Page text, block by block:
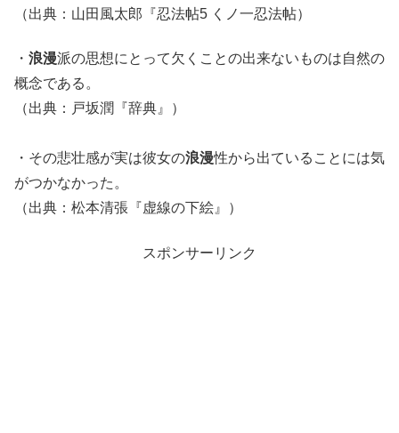
（出典：山田風太郎『忍法帖5 くノ一忍法帖）
・ 浪漫派の思想にとって欠くことの出来ないものは自然の
概念である。
（出典：戸坂潤『辞典』）
・その悲壮感が実は彼女の浪漫性から出ていることには気
がつかなかった。
（出典：松本清張『虚線の下絵』）
スポンサーリンク